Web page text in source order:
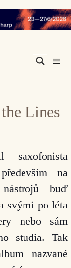
Lines
saxofonista
na
buď
svými po léta
nebo sám
studia. Tak
nazvané